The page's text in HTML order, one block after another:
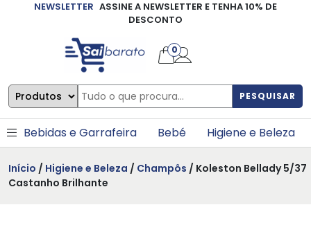
NEWSLETTER ASSINE A NEWSLETTER E TENHA 10% DE
DESCONTO
PESQUISAR
0
Bebidas e Garrafeira Bebé Higiene e Beleza
Início / Higiene e Beleza / Champôs / Koleston Bellady 5/37
Castanho Brilhante